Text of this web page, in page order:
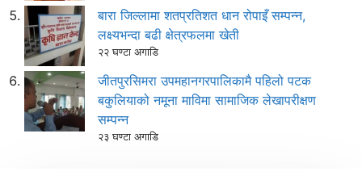
बारा जिल्लामा शतप्रतिशत धान रोपाइँ सम्पन्न,
लक्ष्यभन्दा बढी क्षेत्रफलमा खेती
२२ घण्टा अगाडि
जीतपुरसिमरा उपमहानगरपालिकामै पहिलो पटक
बकुलियाको नमूना माविमा सामाजिक लेखापरीक्षण
सम्पन्न
२३ घण्टा अगाडि